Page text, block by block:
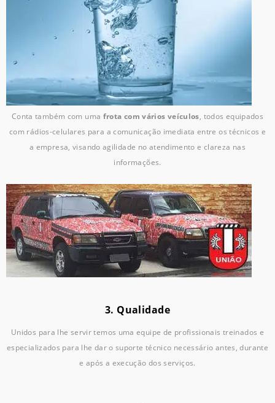
Conta também com uma frota com vários veículos, todos equipados
com rádios-celulares para a comunicação imediata entre os técnicos e
a empresa, visando agilidade no atendimento e clareza nas
informações.
3. Qualidade
Unidos para lhe servir temos uma equipe de profissionais treinados e
especializados para lhe dar o suporte técnico necessário antes, durante
e após a execução dos serviços.